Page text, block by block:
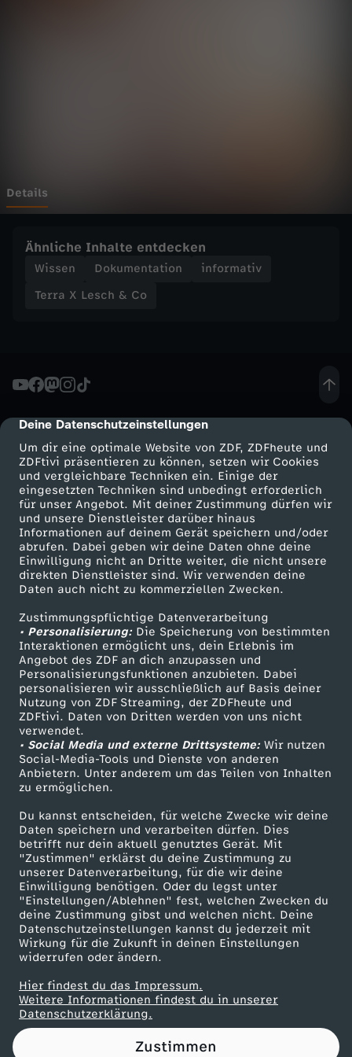
cmp-dialog-description
Deine Datenschutzeinstellungen
Um dir eine optimale Website von ZDF, ZDFheute und
ZDFtivi präsentieren zu können, setzen wir Cookies
und vergleichbare Techniken ein. Einige der
eingesetzten Techniken sind unbedingt erforderlich
für unser Angebot. Mit deiner Zustimmung dürfen wir
und unsere Dienstleister darüber hinaus
Informationen auf deinem Gerät speichern und/oder
abrufen. Dabei geben wir deine Daten ohne deine
Einwilligung nicht an Dritte weiter, die nicht unsere
direkten Dienstleister sind. Wir verwenden deine
Daten auch nicht zu kommerziellen Zwecken.
Zustimmungspflichtige Datenverarbeitung
• Personalisierung:Die Speicherung von bestimmten
Interaktionen ermöglicht uns, dein Erlebnis im
Angebot des ZDF an dich anzupassen und
Personalisierungsfunktionen anzubieten. Dabei
personalisieren wir ausschließlich auf Basis deiner
Nutzung von ZDF Streaming, der ZDFheute und
ZDFtivi. Daten von Dritten werden von uns nicht
verwendet.
• Social Media und externe Drittsysteme:Wir nutzen
Social-Media-Tools und Dienste von anderen
Anbietern. Unter anderem um das Teilen von Inhalten
zu ermöglichen.
Du kannst entscheiden, für welche Zwecke wir deine
Daten speichern und verarbeiten dürfen. Dies
betrifft nur dein aktuell genutztes Gerät. Mit
"Zustimmen" erklärst du deine Zustimmung zu
unserer Datenverarbeitung, für die wir deine
Einwilligung benötigen. Oder du legst unter
"Einstellungen/Ablehnen" fest, welchen Zwecken du
deine Zustimmung gibst und welchen nicht. Deine
Datenschutzeinstellungen kannst du jederzeit mit
Wirkung für die Zukunft in deinen Einstellungen
widerrufen oder ändern.
Hier findest du das Impressum.
Weitere Informationen findest du in unserer
Datenschutzerklärung.
Zustimmen
C
-
r
u
m
i
s
t
d
a
s
S
o
n
n
e
n
s
y
s
Details
Ähnliche Inhalte entdecken
Wissen Dokumentation
informativ
Terra X Lesch & Co
Mehr ZDF
ZDF-Apps
Smart TV
ZDFtext
Livestreams
Sendungen A-Z
TV-Programm
Service
ZDFmitreden
Kontakt zum ZDF
Tickets
Zuschauerservice
Hilfe
ZDF Unternehmen
Karriere
ZDF goes Schule
Werbefernsehen
Mainzelmännchen
Partner